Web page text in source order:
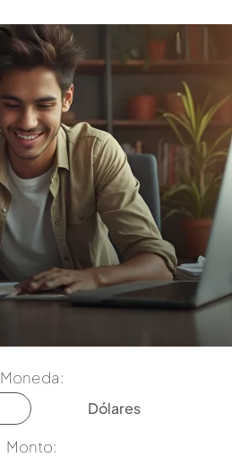
Moneda:
Dólares
Monto: